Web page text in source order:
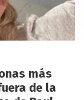
más
de la